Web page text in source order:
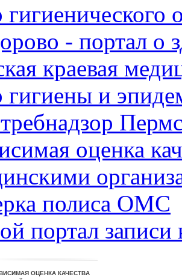
- портал о
краевая
гигиены и
оценка
полиса ОМС
портал записи